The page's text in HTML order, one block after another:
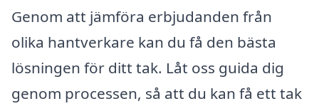
Genom att jämföra erbjudanden från
olika hantverkare kan du få den bästa
lösningen för ditt tak. Låt oss guida dig
genom processen, så att du kan få ett tak